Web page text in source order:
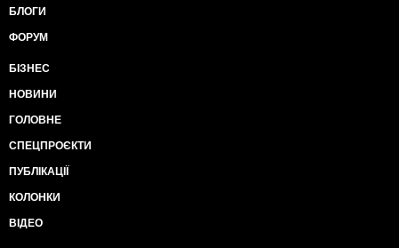
БЛОГИ
ФОРУМ
БІЗНЕС
НОВИНИ
ГОЛОВНЕ
СПЕЦПРОЄКТИ
ПУБЛІКАЦІЇ
КОЛОНКИ
ВІДЕО